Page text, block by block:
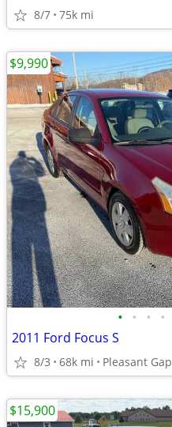
8/7 75k mi
• • • •
2011 Ford Focus S
8/3 68k mi Pleasant Gap
$9,990
$15,900